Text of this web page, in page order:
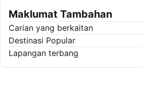
Maklumat Tambahan
Carian yang berkaitan
Destinasi Popular
Lapangan terbang